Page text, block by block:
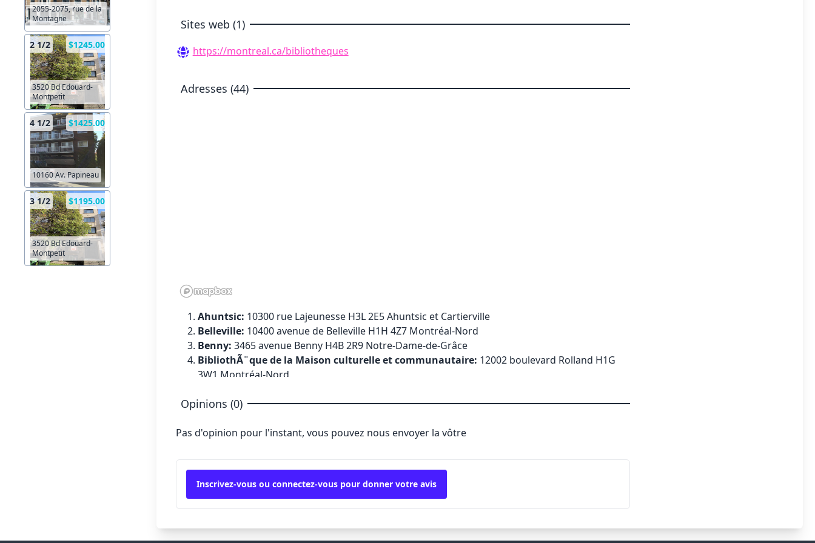
2055-2075, rue de la
Montagne
2 1/2 $1245.00
3520 Bd Edouard-
Montpetit
4 1/2 $1425.00
10160 Av. Papineau
3 1/2 $1195.00
3520 Bd Edouard-
Montpetit
Sites web (1)
https://montreal.ca/bibliotheques
Adresses (44)
Ahuntsic: 10300 rue Lajeunesse H3L 2E5 Ahuntsic et Cartierville
Belleville: 10400 avenue de Belleville H1H 4Z7 Montréal-Nord
Benny: 3465 avenue Benny H4B 2R9 Notre-Dame-de-Grâce
BibliothÃ¨que de la Maison culturelle et communautaire: 12002 boulevard Rolland H1G
3W1 Montréal-Nord
Cartierville:5900 rue De Salaberry H4J 1J8 Ahuntsic et Cartierville
CÃ´te-des-Neiges:5290 chemin de la Côte-des-Neiges H3T 1Y2 Côte-des-Neiges
Georges-Vanier:2450 rue Workman H3J 1L8 Petite-Bourgogne et Griffintown
Henri-Bourassa:5400 boulevard Henri-Bourassa Est H1G 2S9 Montréal-Nord
Hochelaga:1870 rue Davidson H1W 2Y6 Hochelaga-Maisonneuve
Opinions (0)
Pas d'opinion pour l'instant, vous pouvez nous envoyer la vôtre
Inscrivez-vous ou connectez-vous pour donner votre avis